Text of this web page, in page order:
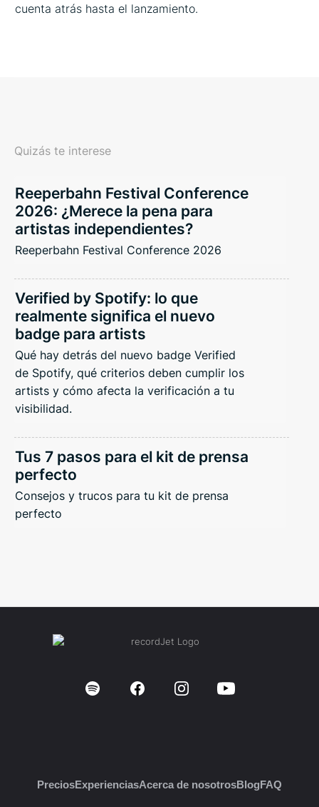
cuenta atrás hasta el lanzamiento.
Quizás te interese
Reeperbahn Festival Conference
2026: ¿Merece la pena para
artistas independientes?
Reeperbahn Festival Conference 2026
Verified by Spotify: lo que
realmente significa el nuevo
badge para artists
Qué hay detrás del nuevo badge Verified
de Spotify, qué criterios deben cumplir los
artists y cómo afecta la verificación a tu
visibilidad.
Tus 7 pasos para el kit de prensa
perfecto
Consejos y trucos para tu kit de prensa
perfecto
PreciosExperienciasAcerca de nosotrosBlogFAQ